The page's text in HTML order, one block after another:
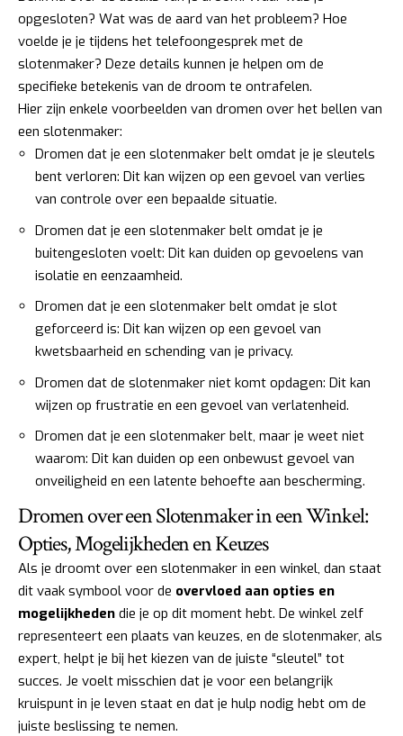
opgesloten? Wat was de aard van het probleem? Hoe
voelde je je tijdens het telefoongesprek met de
slotenmaker? Deze details kunnen je helpen om de
specifieke betekenis van de droom te ontrafelen.
Hier zijn enkele voorbeelden van dromen over het bellen van
een slotenmaker:
Dromen dat je een slotenmaker belt omdat je je sleutels
bent verloren: Dit kan wijzen op een gevoel van verlies
van controle over een bepaalde situatie.
Dromen dat je een slotenmaker belt omdat je je
buitengesloten voelt: Dit kan duiden op gevoelens van
isolatie en eenzaamheid.
Dromen dat je een slotenmaker belt omdat je slot
geforceerd is: Dit kan wijzen op een gevoel van
kwetsbaarheid en schending van je privacy.
Dromen dat de slotenmaker niet komt opdagen: Dit kan
wijzen op frustratie en een gevoel van verlatenheid.
Dromen dat je een slotenmaker belt, maar je weet niet
waarom: Dit kan duiden op een onbewust gevoel van
onveiligheid en een latente behoefte aan bescherming.
Dromen over een Slotenmaker in een Winkel:
Opties, Mogelijkheden en Keuzes
Als je droomt over een slotenmaker in een winkel, dan staat
dit vaak symbool voor de overvloed aan opties en
mogelijkheden die je op dit moment hebt. De winkel zelf
representeert een plaats van keuzes, en de slotenmaker, als
expert, helpt je bij het kiezen van de juiste “sleutel” tot
succes. Je voelt misschien dat je voor een belangrijk
kruispunt in je leven staat en dat je hulp nodig hebt om de
juiste beslissing te nemen.